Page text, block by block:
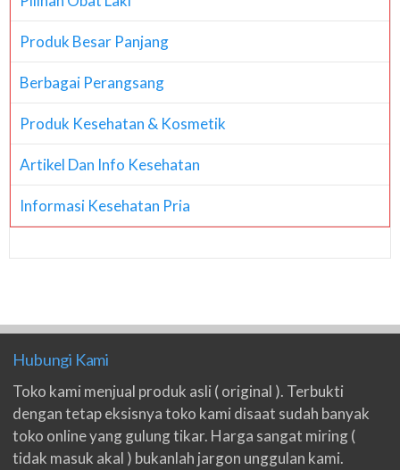
Produk Besar Panjang
Berbagai Perangsang
Produk Kesehatan & Kosmetik
Artikel Dan Info Kesehatan
Informasi Kesehatan Pria
Hubungi Kami
Toko kami menjual produk asli ( original ). Terbukti
dengan tetap eksisnya toko kami disaat sudah banyak
toko online yang gulung tikar. Harga sangat miring (
tidak masuk akal ) bukanlah jargon unggulan kami.